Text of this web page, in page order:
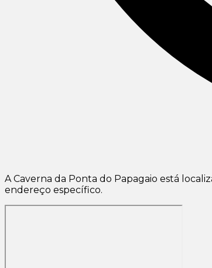
A Caverna da Ponta do Papagaio está
endereço específico.